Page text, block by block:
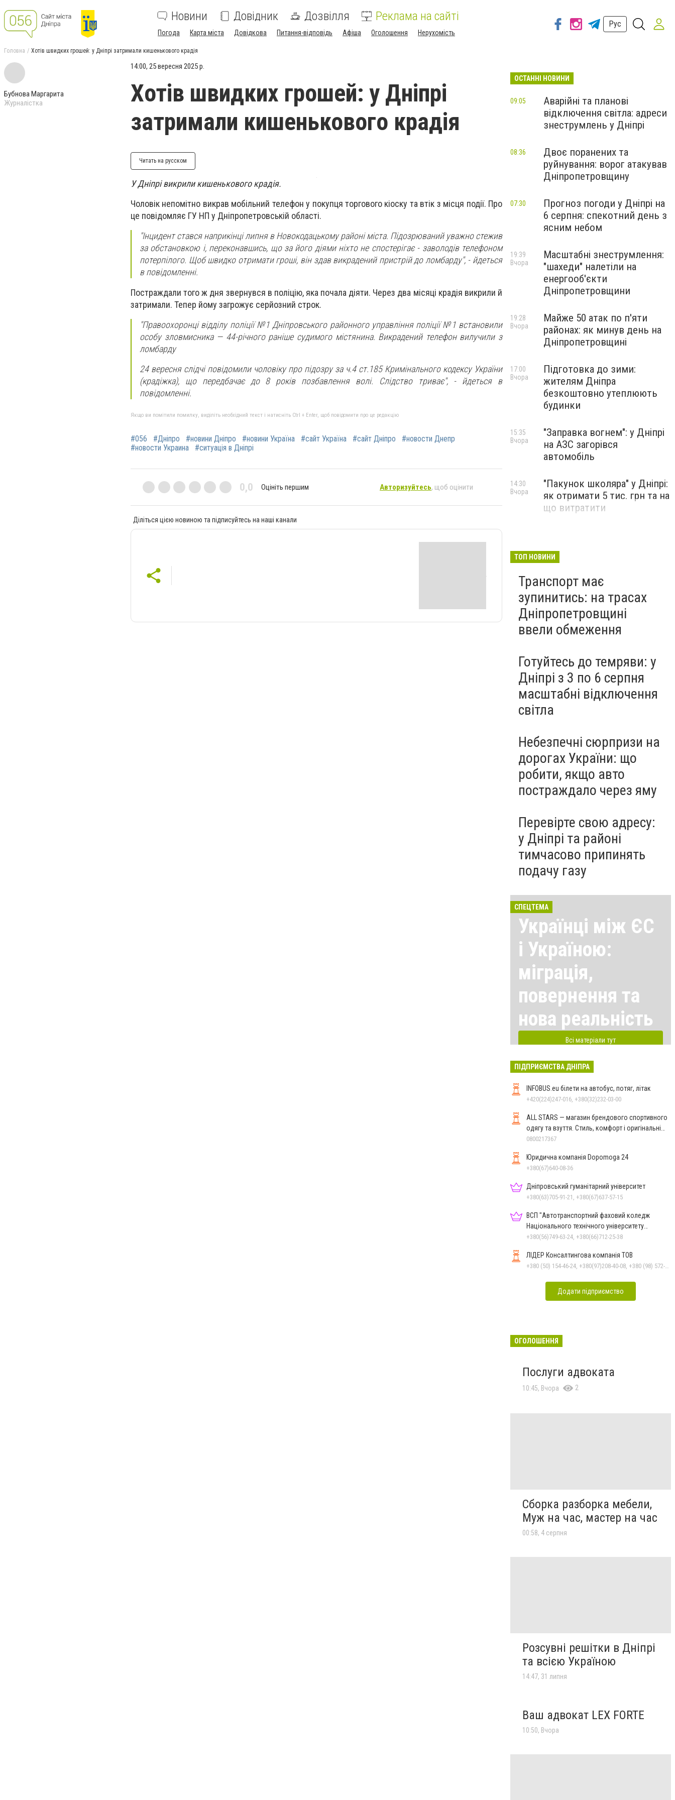
Новини Довідник Дозвілля Реклама на сайті
Погода Карта міста Довідкова Питання-відповідь Афіша Оголошення Нерухомість
Рус
Головна Хотів швидких грошей: у Дніпрі затримали кишенькового крадія
Бубнова Маргарита
Журналістка
14:00, 25 вересня 2025 р.
Хотів швидких грошей: у Дніпрі
затримали кишенькового крадія
Читать на русском
У Дніпрі викрили кишенькового крадія.
Чоловік непомітно викрав мобільний телефон у покупця торгового кіоску та втік з місця події. Про
це повідомляє ГУ НП у Дніпропетровській області.
"Інцидент стався наприкінці липня в Новокодацькому районі міста. Підозрюваний уважно стежив
за обстановкою і, переконавшись, що за його діями ніхто не спостерігає - заволодів телефоном
потерпілого. Щоб швидко отримати гроші, він здав викрадений пристрій до ломбарду",- йдеться
в повідомленні.
Постраждали того ж дня звернувся в поліцію, яка почала діяти. Через два місяці крадія викрили й
затримали. Тепер йому загрожує серйозний строк.
"Правоохоронці відділу поліції №1 Дніпровського районного управління поліції №1 встановили
особу зловмисника — 44-річного раніше судимого містянина. Викрадений телефон вилучили з
ломбарду
24 вересня слідчі повідомили чоловіку про підозру за ч.4 ст.185 Кримінального кодексу України
(крадіжка), що передбачає до 8 років позбавлення волі. Слідство триває",- йдеться в
повідомленні.
Якщо ви помітили помилку, виділіть необхідний текст і натисніть Ctrl + Enter, щоб повідомити про це редакцію
#056 #Дніпро #новини Дніпро #новини Україна #сайт Україна #сайт Дніпро
#новости Днепр
#новости Украина
#ситуація в Дніпрі
0,0 Оцініть першим Авторизуйтесь, щоб оцінити
Діліться цією новиною та підписуйтесь на наші канали
ОСТАННІ НОВИНИ
Аварійні та планові
відключення світла: адреси
знеструмлень у Дніпрі
09:05
Двоє поранених та
руйнування: ворог атакував
Дніпропетровщину
08:36
Прогноз погоди у Дніпрі на
6 серпня: спекотний день з
ясним небом
07:30
Масштабні знеструмлення:
"шахеди" налетіли на
енергооб'єкти
Дніпропетровщини
19:39
Вчора
Майже 50 атак по п'яти
районах: як минув день на
Дніпропетровщині
19:28
Вчора
Підготовка до зими:
жителям Дніпра
безкоштовно утеплюють
будинки
17:00
Вчора
"Заправка вогнем": у Дніпрі
на АЗС загорівся
автомобіль
15:35
Вчора
"Пакунок школяра" у Дніпрі:
як отримати 5 тис. грн та на
що витратити
14:30
Вчора
ТОП НОВИНИ
Транспорт має
зупинитись: на трасах
Дніпропетровщині
ввели обмеження
Готуйтесь до темряви: у
Дніпрі з 3 по 6 серпня
масштабні відключення
світла
Небезпечні сюрпризи на
дорогах України: що
робити, якщо авто
постраждало через яму
Перевірте свою адресу:
у Дніпрі та районі
тимчасово припинять
подачу газу
СПЕЦТЕМА
Українці між ЄС
і Україною:
міграція,
повернення та
нова реальність
Всі матеріали тут
ПІДПРИЄМСТВА ДНІПРА
INFOBUS.eu білети на автобус, потяг, літак
+420(224)247-016, +380(32)232-03-00
ALL STARS — магазин брендового спортивного
одягу та взуття. Стиль, комфорт і оригінальні
моделі
0800217367
Юридична компанія Dopomoga 24
+380(67)640-08-36
Дніпровський гуманітарний університет
+380(63)705-91-21, +380(67)637-57-15
ВСП "Автотранспортний фаховий коледж
Національного технічного університету
"Дніпровська політехніка"
+380(56)749-63-24, +380(66)712-25-38
ЛІДЕР Консалтингова компанія ТОВ
Додати підприємство
ОГОЛОШЕННЯ
Послуги адвоката
10:45, Вчора 2
Сборка разборка мебели,
Муж на час, мастер на час
00:58, 4 серпня
Розсувні решітки в Дніпрі
та всією Україною
14:47, 31 липня
Ваш адвокат LEX FORTE
10:50, Вчора